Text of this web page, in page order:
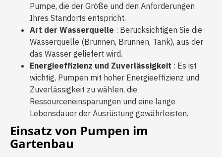
Pumpe, die der Größe und den Anforderungen
Ihres Standorts entspricht.
Art der Wasserquelle : Berücksichtigen Sie die
Wasserquelle (Brunnen, Brunnen, Tank), aus der
das Wasser geliefert wird.
Energieeffizienz und Zuverlässigkeit : Es ist
wichtig, Pumpen mit hoher Energieeffizienz und
Zuverlässigkeit zu wählen, die
Ressourceneinsparungen und eine lange
Lebensdauer der Ausrüstung gewährleisten.
Einsatz von Pumpen im
Gartenbau